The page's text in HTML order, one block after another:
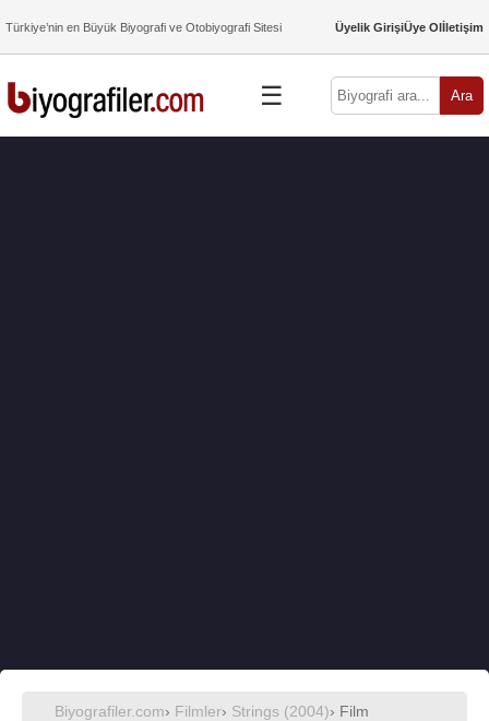
Türkiye’nin en Büyük Biyografi ve Otobiyografi Sitesi Üyelik GirişiÜye Olİletişim
☰ Ara
Biyografiler.com› Filmler› Strings (2004)› Film